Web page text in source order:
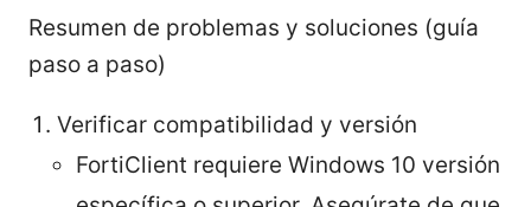
Resumen de problemas y soluciones (guía
paso a paso)
Verificar compatibilidad y versión
FortiClient requiere Windows 10 versión